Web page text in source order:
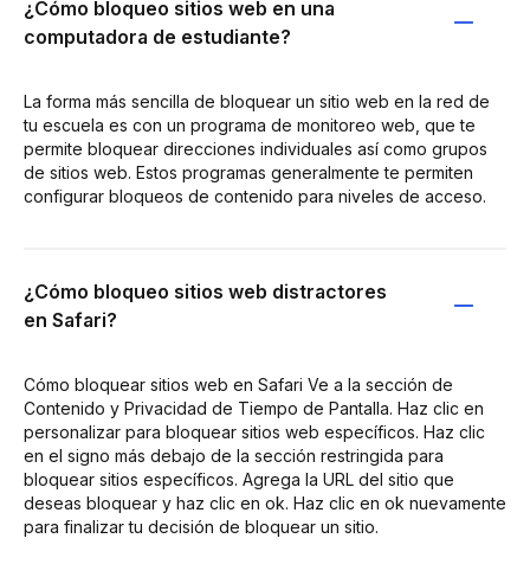
¿Cómo bloqueo sitios web en una
computadora de estudiante?
La forma más sencilla de bloquear un sitio web en la red de
tu escuela es con un programa de monitoreo web, que te
permite bloquear direcciones individuales así como grupos
de sitios web. Estos programas generalmente te permiten
configurar bloqueos de contenido para niveles de acceso.
¿Cómo bloqueo sitios web distractores
en Safari?
Cómo bloquear sitios web en Safari Ve a la sección de
Contenido y Privacidad de Tiempo de Pantalla. Haz clic en
personalizar para bloquear sitios web específicos. Haz clic
en el signo más debajo de la sección restringida para
bloquear sitios específicos. Agrega la URL del sitio que
deseas bloquear y haz clic en ok. Haz clic en ok nuevamente
para finalizar tu decisión de bloquear un sitio.